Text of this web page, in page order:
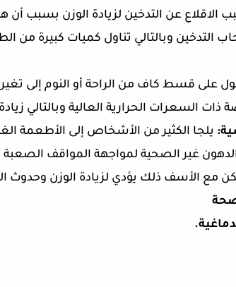
الاقلاع عن التدخين لزيادة الوزن بسبب
التدخين وبالتالي تناول كميات كبيرة من
على قسط كاف من الراحة أو النوم إلى
السعرات الحرارية العالية وبالتالي
يلجا الكثير من الأشخاص إلى الأطعمة
غير الصحية لمواجهة المواقف
مع الأسف ذلك يؤدي لزيادة الوزن وحدوث